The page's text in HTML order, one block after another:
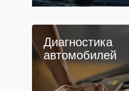
Диагностика
автомобилей